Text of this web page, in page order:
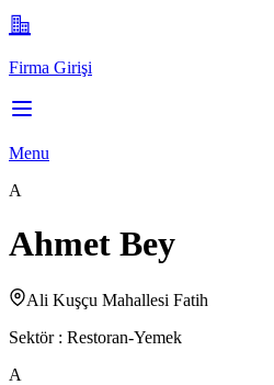
Firma Girişi
Menu
A
Ahmet Bey
Ali Kuşçu Mahallesi Fatih
Sektör : Restoran-Yemek
A